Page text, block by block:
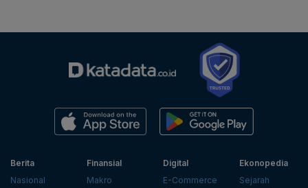
Berita
Nasional
Finansial
Makro
Digital
E-Commerce
Ekonopedia
Sejarah